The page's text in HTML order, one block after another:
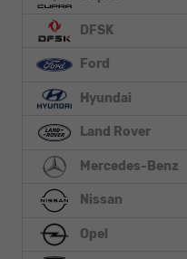
DFSK
Ford
Hyundai
Land Rover
Mercedes-Benz
Nissan
Opel